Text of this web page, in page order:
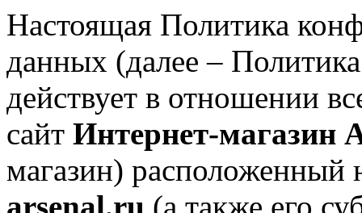
Настоящая Политика
данных (далее –
действует в отношении
сайт Интернет-магазин
магазин)